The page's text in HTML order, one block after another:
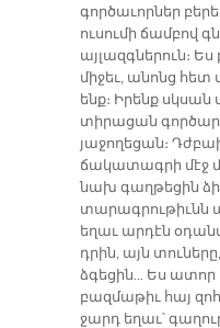
գործաւորներ
ուսումի ճամբով
այլազգներուն։
միջեւ, անոնց հետ
ենք։ Իրենք
տիրացան
յաջողեցան։
ճակատագրի մէջ
նախ գաղթեցին
տարագրութիւնն
եղաւ արդէն
դրին, այն
ձգեցին… Ես ատոր
բազմաթիւ հայ
ջարդ եղաւ՝